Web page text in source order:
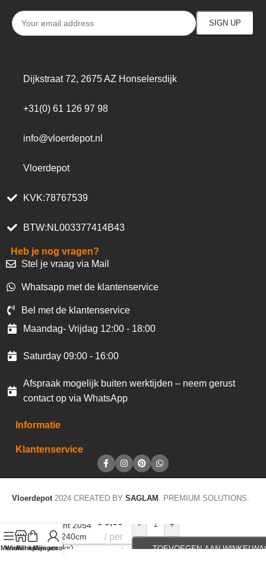
Dijkstraat 72, 2675 AZ Honselersdijk
+31(0) 61 126 97 98
info@vloerdepot.nl
Vloerdepot
KVK:78767539
BTW:NL003377414B43
Heb je nog vragen?
Stel je vraag via Mail
Whatsapp met de klantenservice
Bel met de klantenservice
Maandag- Vrijdag 12:00 - 18:00
Saturday 09:00 - 16:00
Afspraak mogelijk buiten werktijden – neem gerust
contact op via WhatsApp
Informatie
Klantenservice
Vloerdepot 2024 CREATED BY SAGLAM . PREMIUM SOLUTIONS.
Menu
Winkel op
Winkelwagen
Mijn account
Plakplint 2054
5x24x240cm
(40stuks)
€ 3,60
per
staaf
- +
TOEVOEGEN AAN